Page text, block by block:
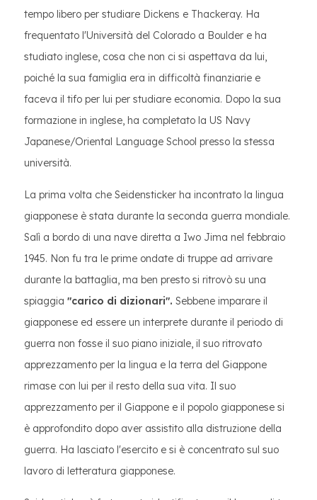
tempo libero per studiare Dickens e Thackeray. Ha
frequentato l'Università del Colorado a Boulder e ha
studiato inglese, cosa che non ci si aspettava da lui,
poiché la sua famiglia era in difficoltà finanziarie e
faceva il tifo per lui per studiare economia. Dopo la sua
formazione in inglese, ha completato la US Navy
Japanese/Oriental Language School presso la stessa
università.
La prima volta che Seidensticker ha incontrato la lingua
giapponese è stata durante la seconda guerra mondiale.
Salì a bordo di una nave diretta a Iwo Jima nel febbraio
1945. Non fu tra le prime ondate di truppe ad arrivare
durante la battaglia, ma ben presto si ritrovò su una
spiaggia "carico di dizionari". Sebbene imparare il
giapponese ed essere un interprete durante il periodo di
guerra non fosse il suo piano iniziale, il suo ritrovato
apprezzamento per la lingua e la terra del Giappone
rimase con lui per il resto della sua vita. Il suo
apprezzamento per il Giappone e il popolo giapponese si
è approfondito dopo aver assistito alla distruzione della
guerra. Ha lasciato l'esercito e si è concentrato sul suo
lavoro di letteratura giapponese.